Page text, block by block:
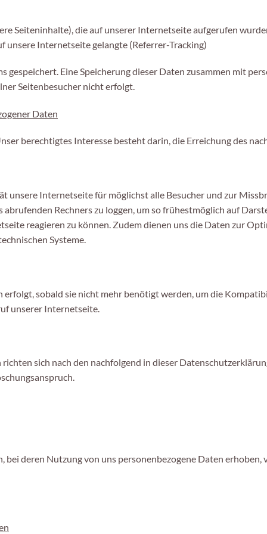
Seiteninhalte), die auf unserer Internetseite aufgerufen
unsere Internetseite gelangte (Referrer-Tracking)
gespeichert. Eine Speicherung dieser Daten zusammen mit
Seitenbesucher nicht erfolgt.
Daten
berechtigtes Interesse besteht darin, die Erreichung des
unsere Internetseite für möglichst alle Besucher und zur
Rechners zu loggen, um so frühestmöglich auf
reagieren zu können. Zudem dienen uns die Daten zur
Systeme.
sobald sie nicht mehr benötigt werden, um die
unserer Internetseite.
sich nach den nachfolgend in dieser
bei deren Nutzung von uns personenbezogene Daten